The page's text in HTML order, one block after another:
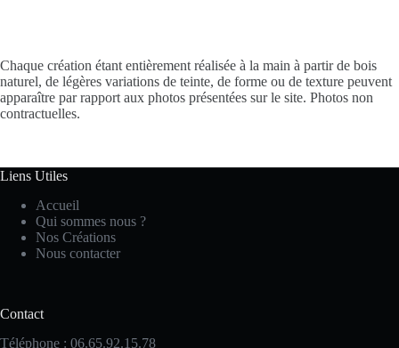
Chaque création étant entièrement réalisée à la main à partir de bois
naturel, de légères variations de teinte, de forme ou de texture peuvent
apparaître par rapport aux photos présentées sur le site. Photos non
contractuelles.
Liens Utiles
Accueil
Qui sommes nous ?
Nos Créations
Nous contacter
Contact
Téléphone : 06.65.92.15.78